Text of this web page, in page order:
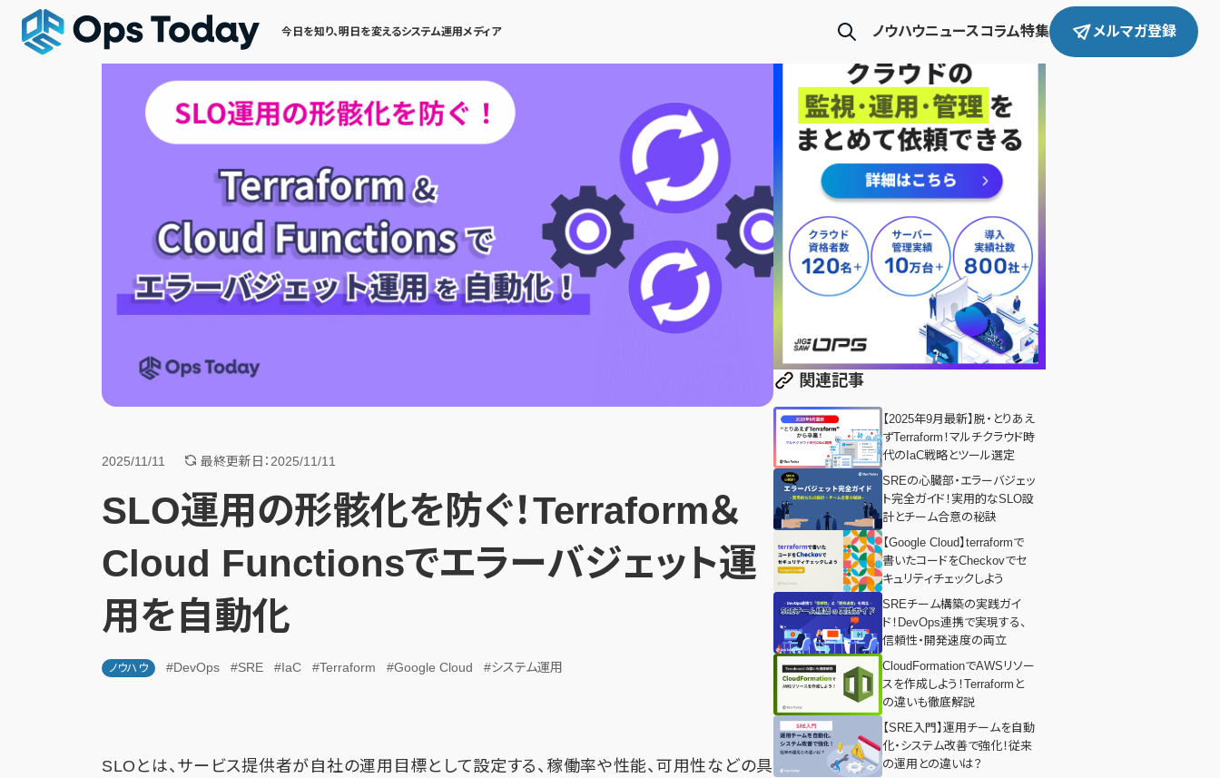
今日を知り、明日を変えるシステム運用メディア ノウハウニュースコラム特集 メルマガ登録
2025/11/11 最終更新日：2025/11/11
SLO運用の形骸化を防ぐ！Terraform＆
Cloud Functionsでエラーバジェット運
用を自動化
ノウハウ #DevOps #SRE #IaC #Terraform #Google Cloud #システム運用
SLOとは、サービス提供者が自社の運用目標として設定する、稼働率や性能、可用性などの具
関連記事
【2025年9月最新】脱・とりあえ
ずTerraform！マルチクラウド時
代のIaC戦略とツール選定
SREの心臓部・エラーバジェッ
ト完全ガイド！実用的なSLO設
計とチーム合意の秘訣
【Google Cloud】terraformで
書いたコードをCheckovでセ
キュリティチェックしよう
SREチーム構築の実践ガイ
ド！DevOps連携で実現する、
信頼性・開発速度の両立
CloudFormationでAWSリソー
スを作成しよう！Terraformと
の違いも徹底解説
【SRE入門】運用チームを自動
化・システム改善で強化！従来
の運用との違いは？